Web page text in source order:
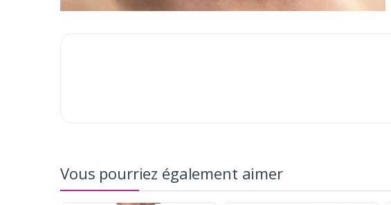
Vous pourriez également aimer